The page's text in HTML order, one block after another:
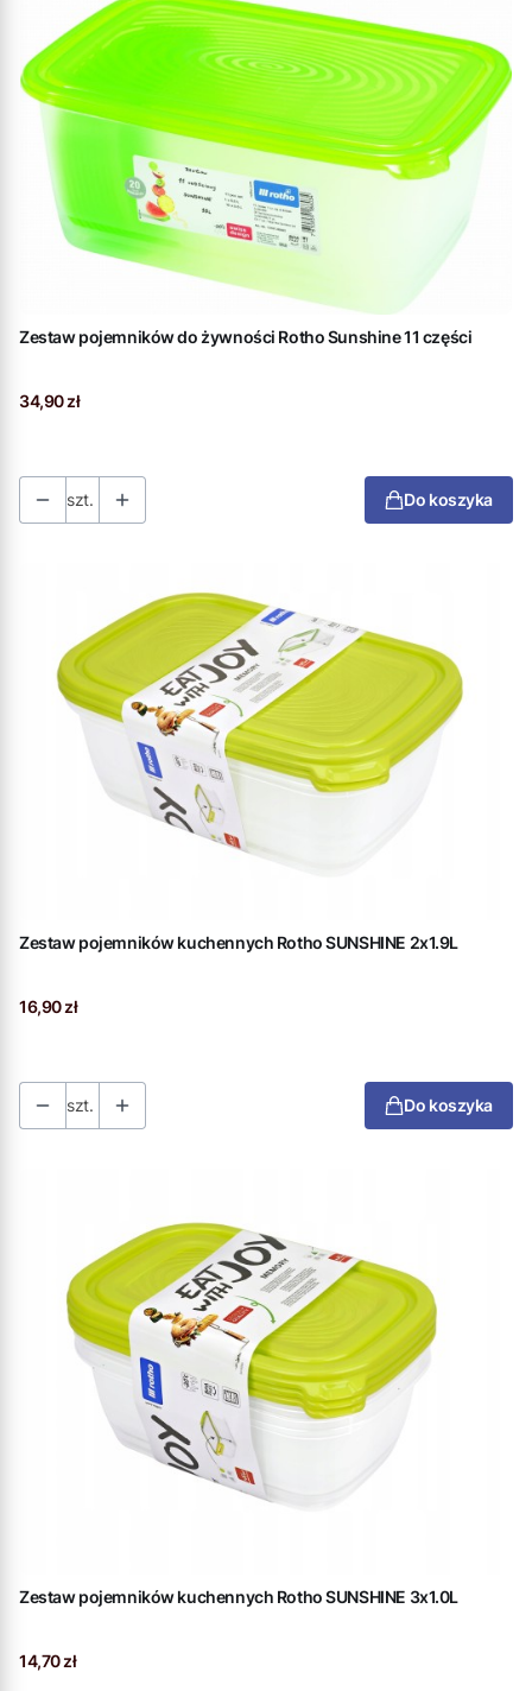
Zestaw pojemników do żywności Rotho Sunshine 11 części
Cena
34,90 zł
szt. Do koszyka
Zestaw pojemników kuchennych Rotho SUNSHINE 2x1.9L
Cena
16,90 zł
szt. Do koszyka
Zestaw pojemników kuchennych Rotho SUNSHINE 3x1.0L
Cena
14,70 zł